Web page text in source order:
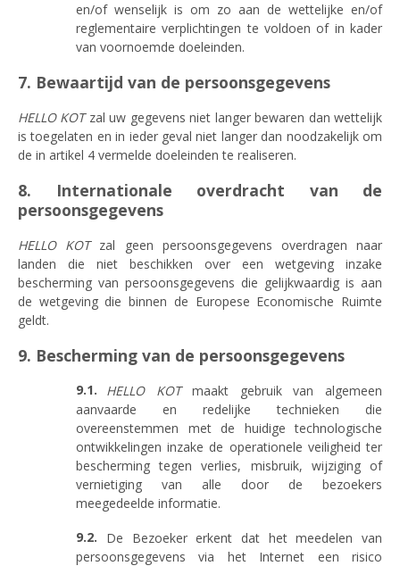
en/of wenselijk is om zo aan de wettelijke en/of
reglementaire verplichtingen te voldoen of in kader
van voornoemde doeleinden.
7. Bewaartijd van de persoonsgegevens
HELLO KOTzal uw gegevens niet langer bewaren dan wettelijk
is toegelaten en in ieder geval niet langer dan noodzakelijk om
de in artikel 4 vermelde doeleinden te realiseren.
8. Internationale overdracht van de
persoonsgegevens
HELLO KOTzal geen persoonsgegevens overdragen naar
landen die niet beschikken over een wetgeving inzake
bescherming van persoonsgegevens die gelijkwaardig is aan
de wetgeving die binnen de Europese Economische Ruimte
geldt.
9. Bescherming van de persoonsgegevens
HELLO KOTmaakt gebruik van algemeen
aanvaarde en redelijke technieken die
overeenstemmen met de huidige technologische
ontwikkelingen inzake de operationele veiligheid ter
bescherming tegen verlies, misbruik, wijziging of
vernietiging van alle door de bezoekers
meegedeelde informatie.
De Bezoeker erkent dat het meedelen van
persoonsgegevens via het Internet een risico